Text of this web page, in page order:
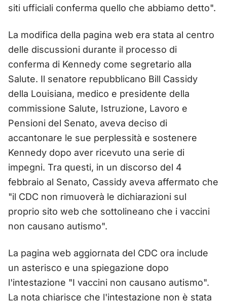
siti ufficiali conferma quello che abbiamo detto".
La modifica della pagina web era stata al centro
delle discussioni durante il processo di
conferma di Kennedy come segretario alla
Salute. Il senatore repubblicano Bill Cassidy
della Louisiana, medico e presidente della
commissione Salute, Istruzione, Lavoro e
Pensioni del Senato, aveva deciso di
accantonare le sue perplessità e sostenere
Kennedy dopo aver ricevuto una serie di
impegni. Tra questi, in un discorso del 4
febbraio al Senato, Cassidy aveva affermato che
"il CDC non rimuoverà le dichiarazioni sul
proprio sito web che sottolineano che i vaccini
non causano autismo".
La pagina web aggiornata del CDC ora include
un asterisco e una spiegazione dopo
l'intestazione "I vaccini non causano autismo".
La nota chiarisce che l'intestazione non è stata